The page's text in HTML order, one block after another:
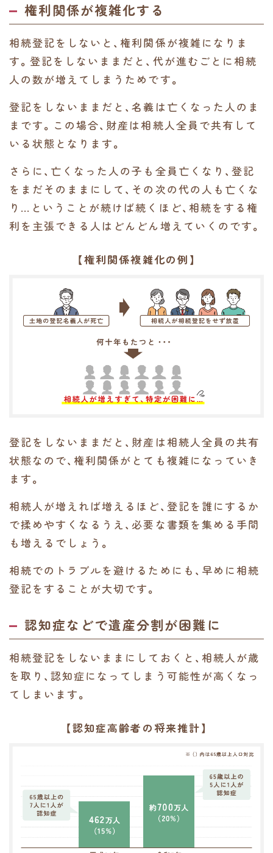
権利関係が複雑化する
相続登記をしないと、権利関係が複雑になりま
す。登記をしないままだと、代が進むごとに相続
人の数が増えてしまうためです。
登記をしないままだと、名義は亡くなった人のま
まです。この場合、財産は相続人全員で共有して
いる状態となります。
さらに、亡くなった人の子も全員亡くなり、登記
をまだそのままにして、その次の代の人も亡くな
り…ということが続けば続くほど、相続をする権
利を主張できる人はどんどん増えていくのです。
【権利関係複雑化の例】
登記をしないままだと、財産は相続人全員の共有
状態なので、権利関係がとても複雑になっていき
ます。
相続人が増えれば増えるほど、登記を誰にするか
で揉めやすくなるうえ、必要な書類を集める手間
も増えるでしょう。
相続でのトラブルを避けるためにも、早めに相続
登記をすることが大切です。
認知症などで遺産分割が困難に
相続登記をしないままにしておくと、相続人が歳
を取り、認知症になってしまう可能性が高くなっ
てしまいます。
【認知症高齢者の将来推計】